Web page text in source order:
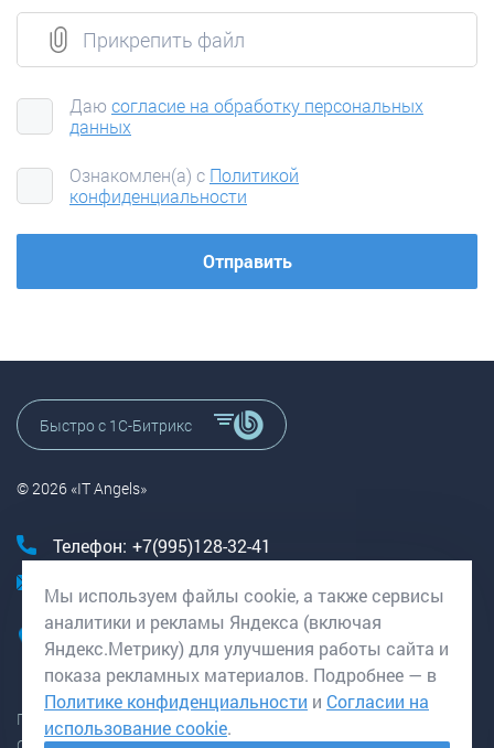
Прикрепить файл
Даю согласие на обработку персональных
данных
Ознакомлен(а) с Политикой
конфиденциальности
Отправить
Телефон: +7(995)128-32-41
E-mail:
clients@it-angels.ru
Адреса: г. Рыбинск, пр. Мира 21
г. Курск, пр. Победы 54
Политика конфиденциальности
Быстро с 1С-Битрикс
© 2026 «IT Angels»
Мы используем файлы cookie, а также сервисы
аналитики и рекламы Яндекса (включая
Яндекс.Метрику) для улучшения работы сайта и
показа рекламных материалов. Подробнее — в
Политике конфиденциальности и Согласии на
использование cookie.